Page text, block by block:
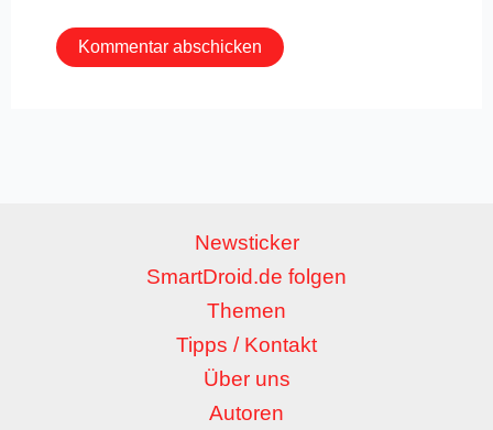
Newsticker
SmartDroid.de folgen
Themen
Tipps / Kontakt
Über uns
Autoren